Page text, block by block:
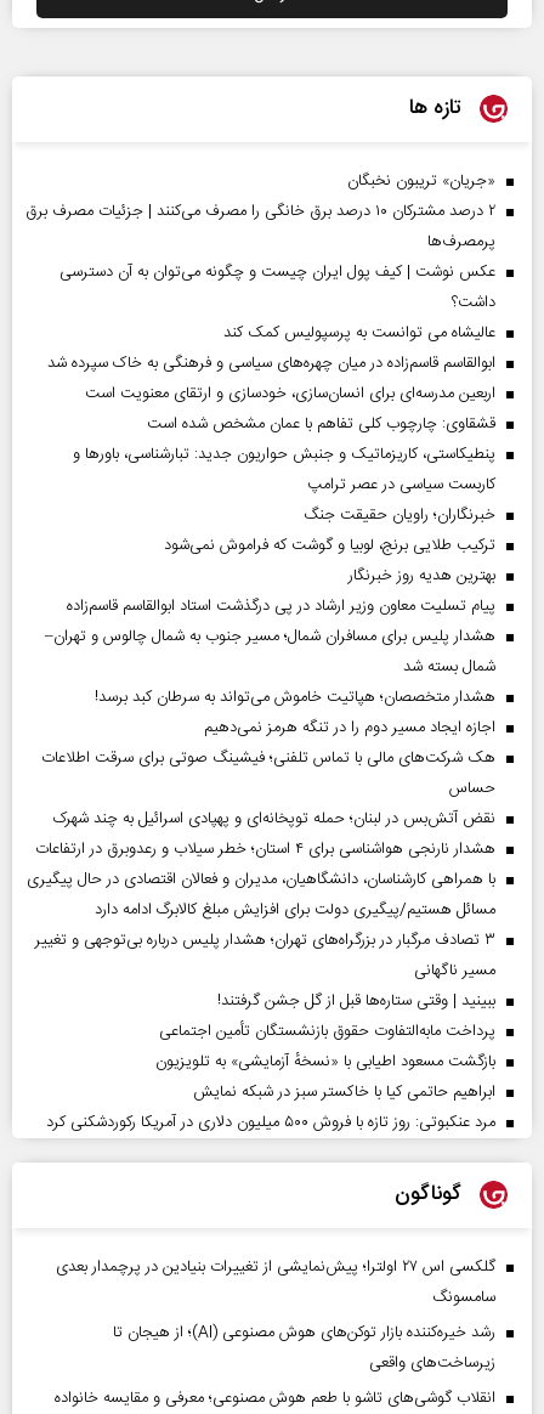
تازه ها
«جریان» تریبون نخبگان
۲ درصد مشترکان ۱۰ درصد برق خانگی را مصرف می‌کنند | جزئیات مصرف برق
پرمصرف‌ها
عکس نوشت | کیف پول ایران چیست و چگونه می‌توان به آن دسترسی
داشت؟
عالیشاه می توانست به پرسپولیس کمک کند
ابوالقاسم قاسم‌زاده در میان چهره‌های سیاسی و فرهنگی به خاک سپرده شد
اربعین مدرسه‌ای برای انسان‌سازی، خودسازی و ارتقای معنویت است
قشقاوی: چارچوب کلی تفاهم با عمان مشخص شده است
پنطیکاستی، کاریزماتیک و جنبش حواریون جدید: تبارشناسی، باور‌ها و
کاربست سیاسی در عصر ترامپ
خبرنگاران؛ راویان حقیقت جنگ
ترکیب طلایی برنج، لوبیا و گوشت که فراموش نمی‌شود
بهترین هدیه روز خبرنگار
پیام تسلیت معاون وزیر ارشاد در پی درگذشت استاد ابوالقاسم قاسم‌زاده
هشدار پلیس برای مسافران شمال؛ مسیر جنوب به شمال چالوس و تهران–
شمال بسته شد
هشدار متخصصان؛ هپاتیت خاموش می‌تواند به سرطان کبد برسد!
اجازه ایجاد مسیر دوم را در تنگه هرمز نمی‌دهیم
هک شرکت‌های مالی با تماس تلفنی؛ فیشینگ صوتی برای سرقت اطلاعات
حساس
نقض آتش‌بس در لبنان؛ حمله توپخانه‌ای و پهپادی اسرائیل به چند شهرک
هشدار نارنجی هواشناسی برای ۴ استان؛ خطر سیلاب و رعدوبرق در ارتفاعات
با همراهی کارشناسان، دانشگاهیان، مدیران و فعالان اقتصادی در حال پیگیری
مسائل هستیم/پیگیری دولت برای افزایش مبلغ کالابرگ ادامه دارد
۳ تصادف مرگبار در بزرگراه‌های تهران؛ هشدار پلیس درباره بی‌توجهی و تغییر
مسیر ناگهانی
ببینید | وقتی ستاره‌ها قبل از گل جشن گرفتند!
پرداخت مابه‌التفاوت حقوق بازنشستگان تأمین اجتماعی
بازگشت مسعود اطیابی با «نسخهٔ آزمایشی» به تلویزیون
ابراهیم حاتمی کیا با خاکستر سبز در شبکه نمایش
مرد عنکبوتی: روز تازه با فروش ۵۰۰ میلیون دلاری در آمریکا رکوردشکنی کرد
گوناگون
گلکسی اس ۲۷ اولترا؛ پیش‌نمایشی از تغییرات بنیادین در پرچمدار بعدی
سامسونگ
رشد خیره‌کننده بازار توکن‌های هوش مصنوعی (AI)؛ از هیجان تا
زیرساخت‌های واقعی
انقلاب گوشی‌های تاشو‌ با طعم هوش مصنوعی؛ معرفی و مقایسه خانواده